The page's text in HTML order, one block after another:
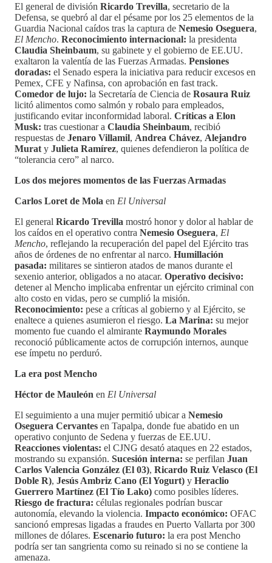
El general de división Ricardo Trevilla, secretario de la
Defensa, se quebró al dar el pésame por los 25 elementos de la
Guardia Nacional caídos tras la captura de Nemesio Oseguera,
El Mencho. Reconocimiento internacional: la presidenta
Claudia Sheinbaum, su gabinete y el gobierno de EE.UU.
exaltaron la valentía de las Fuerzas Armadas. Pensiones
doradas: el Senado espera la iniciativa para reducir excesos en
Pemex, CFE y Nafinsa, con aprobación en fast track.
Comedor de lujo: la Secretaría de Ciencia de Rosaura Ruiz
licitó alimentos como salmón y robalo para empleados,
justificando evitar inconformidad laboral. Críticas a Elon
Musk: tras cuestionar a Claudia Sheinbaum, recibió
respuestas de Jenaro Villamil, Andrea Chávez, Alejandro
Murat y Julieta Ramírez, quienes defendieron la política de
“tolerancia cero” al narco.
Los dos mejores momentos de las Fuerzas Armadas
Carlos Loret de Mola en El Universal
El general Ricardo Trevilla mostró honor y dolor al hablar de
los caídos en el operativo contra Nemesio Oseguera, El
Mencho, reflejando la recuperación del papel del Ejército tras
años de órdenes de no enfrentar al narco. Humillación
pasada: militares se sintieron atados de manos durante el
sexenio anterior, obligados a no atacar. Operativo decisivo:
detener al Mencho implicaba enfrentar un ejército criminal con
alto costo en vidas, pero se cumplió la misión.
Reconocimiento: pese a críticas al gobierno y al Ejército, se
enaltece a quienes asumieron el riesgo. La Marina: su mejor
momento fue cuando el almirante Raymundo Morales
reconoció públicamente actos de corrupción internos, aunque
ese ímpetu no perduró.
La era post Mencho
Héctor de Mauleón en El Universal
El seguimiento a una mujer permitió ubicar a Nemesio
Oseguera Cervantes en Tapalpa, donde fue abatido en un
operativo conjunto de Sedena y fuerzas de EE.UU.
Reacciones violentas: el CJNG desató ataques en 22 estados,
mostrando su expansión. Sucesión interna: se perfilan Juan
Carlos Valencia González (El 03), Ricardo Ruiz Velasco (El
Doble R), Jesús Ambriz Cano (El Yogurt) y Heraclio
Guerrero Martínez (El Tío Lako) como posibles líderes.
Riesgo de fractura: células regionales podrían buscar
autonomía, elevando la violencia. Impacto económico: OFAC
sancionó empresas ligadas a fraudes en Puerto Vallarta por 300
millones de dólares. Escenario futuro: la era post Mencho
podría ser tan sangrienta como su reinado si no se contiene la
amenaza.